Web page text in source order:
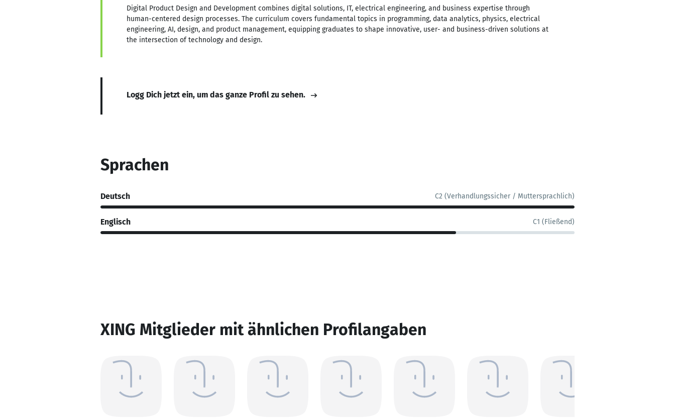
Digital Product Design and Development combines digital solutions, IT, electrical engineering, and business expertise through
human-centered design processes. The curriculum covers fundamental topics in programming, data analytics, physics, electrical
engineering, AI, design, and product management, equipping graduates to shape innovative, user- and business-driven solutions at
the intersection of technology and design.
Logg Dich jetzt ein, um das ganze Profil zu sehen.
Sprachen
Deutsch C2 (Verhandlungssicher / Muttersprachlich)
Englisch C1 (Fließend)
XING Mitglieder mit ähnlichen Profilangaben